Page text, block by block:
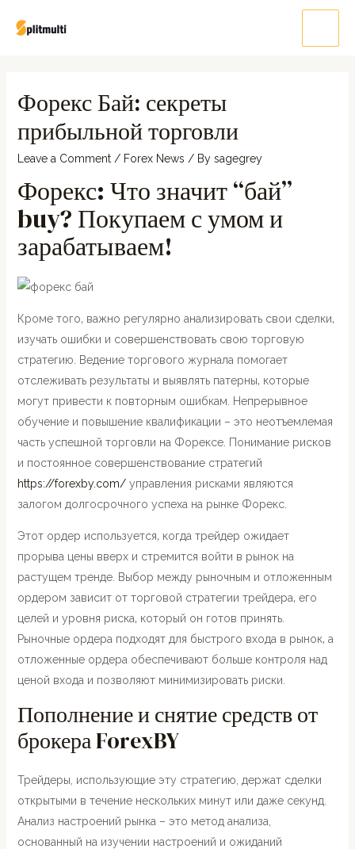
Форекс Бай: секреты
прибыльной торговли
Leave a Comment / Forex News / By sagegrey
Форекс: Что значит “бай”
buy? Покупаем с умом и
зарабатываем!
Кроме того‚ важно регулярно анализировать свои сделки‚
изучать ошибки и совершенствовать свою торговую
стратегию. Ведение торгового журнала помогает
отслеживать результаты и выявлять патерны‚ которые
могут привести к повторным ошибкам. Непрерывное
обучение и повышение квалификации – это неотъемлемая
часть успешной торговли на Форексе. Понимание рисков
и постоянное совершенствование стратегий
https://forexby.com/управления рисками являются
залогом долгосрочного успеха на рынке Форекс.
Этот ордер используется‚ когда трейдер ожидает
прорыва цены вверх и стремится войти в рынок на
растущем тренде. Выбор между рыночным и отложенным
ордером зависит от торговой стратегии трейдера‚ его
целей и уровня риска‚ который он готов принять.
Рыночные ордера подходят для быстрого входа в рынок‚ а
отложенные ордера обеспечивают больше контроля над
ценой входа и позволяют минимизировать риски.
Пополнение и снятие средств от
брокера ForexBY
Трейдеры, использующие эту стратегию, держат сделки
открытыми в течение нескольких минут или даже секунд.
Анализ настроений рынка – это метод анализа,
основанный на изучении настроений и ожиданий